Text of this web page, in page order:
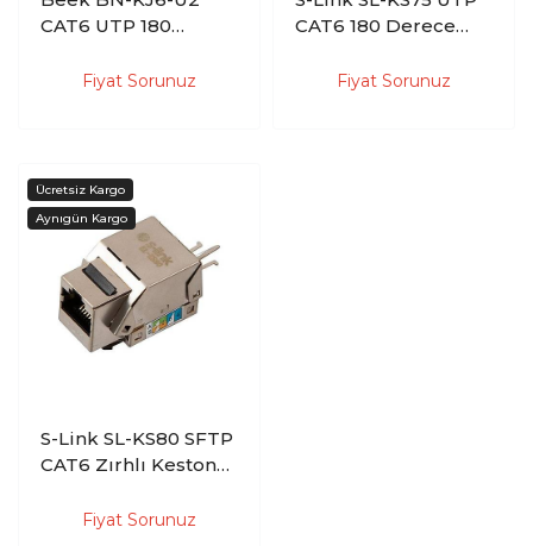
CAT6 UTP 180
Döndürülmeli
Fiyat Sorunuz
CAT6 180 Derece
Fiyat Sorunuz
S-Link SL-KS80 SFTP
CAT6 Zırhlı Kestone
Fiyat Sorunuz